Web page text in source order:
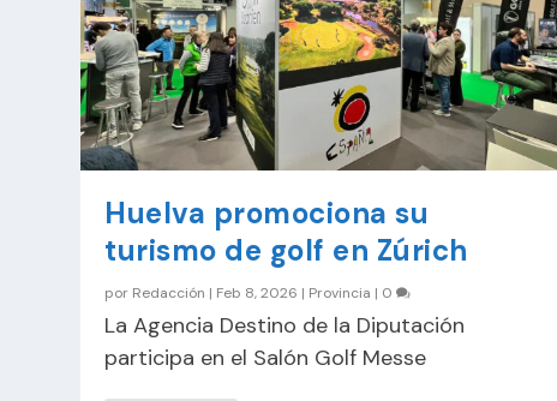
Huelva promociona su
turismo de golf en Zúrich
por Redacción | Feb 8, 2026 | Provincia | 0
La Agencia Destino de la Diputación
participa en el Salón Golf Messe